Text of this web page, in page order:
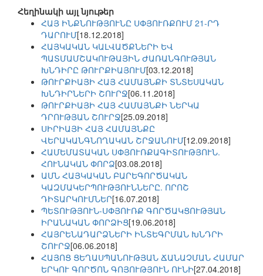
Հեղինակի այլ նյութեր
ՀԱՅ ԻՆՔՆՈՒԹՅՈՒՆԸ ՍՓՅՈՒՌՔՈՒՄ 21-ՐԴ
ԴԱՐՈՒՄ[18.12.2018]
ՀԱՅԿԱԿԱՆ ԿԱԼՎԱԾՔՆԵՐԻ ԵՎ
ՊԱՏՄԱՄՇԱԿՈՒԹԱՅԻՆ ԺԱՌԱՆԳՈՒԹՅԱՆ
ԽՆԴԻՐԸ ԹՈՒՐՔԻԱՅՈՒՄ[03.12.2018]
ԹՈՒՐՔԻԱՅԻ ՀԱՅ ՀԱՄԱՅՆՔԻ ՏՆՏԵՍԱԿԱՆ
ԽՆԴԻՐՆԵՐԻ ՇՈՒՐՋ[06.11.2018]
ԹՈՒՐՔԻԱՅԻ ՀԱՅ ՀԱՄԱՅՆՔԻ ՆԵՐԿԱ
ԴՐՈՒԹՅԱՆ ՇՈՒՐՋ[25.09.2018]
ՍԻՐԻԱՅԻ ՀԱՅ ՀԱՄԱՅՆՔԸ
ՎԵՐԱԿԱՆԳՆՈՂԱԿԱՆ ՇՐՋԱՆՈՒՄ[12.09.2018]
ՀԱՄԵՄԱՏԱԿԱՆ ՍՓՅՈՒՌՔԱԳԻՏՈՒԹՅՈՒՆ.
ՀՈՒՆԱԿԱՆ ՓՈՐՁ[03.08.2018]
ԱՄՆ ՀԱՅԿԱԿԱՆ ԲԱՐԵԳՈՐԾԱԿԱՆ
ԿԱԶՄԱԿԵՐՊՈՒԹՅՈՒՆՆԵՐԸ. ՈՐՈՇ
ԴԻՏԱՐԿՈՒՄՆԵՐ[16.07.2018]
ՊԵՏՈՒԹՅՈՒՆ-ՍՓՅՈՒՌՔ ԳՈՐԾԱԿՑՈՒԹՅԱՆ
ԻՐԱՆԱԿԱՆ ՓՈՐՁԻՑ[19.06.2018]
ՀԱՅՐԵՆԱԴԱՐՁՆԵՐԻ ԻՆՏԵԳՐՄԱՆ ԽՆԴՐԻ
ՇՈՒՐՋ[06.06.2018]
ՀԱՅՈՑ ՑԵՂԱՍՊԱՆՈՒԹՅԱՆ ՃԱՆԱՉՄԱՆ ՀԱՄԱՐ
ԵՐԿՈՒ ԳՈՐԾՈՆ ԳՈՅՈՒԹՅՈՒՆ ՈՒՆԻ[27.04.2018]